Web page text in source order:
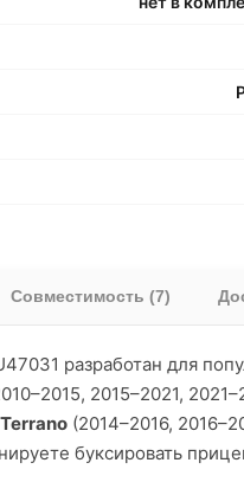
Совместимость (7)
разработан для
2015–2021,
(2014–2016,
буксировать